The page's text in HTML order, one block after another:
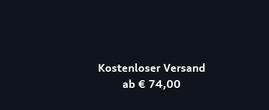
Kostenloser Versand
ab € 74,00